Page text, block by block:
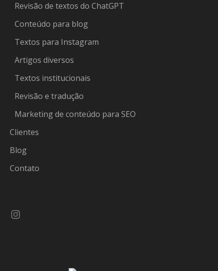
Revisão de textos do ChatGPT
Conteúdo para blog
Textos para Instagram
Artigos diversos
Textos institucionais
Revisão e tradução
Marketing de conteúdo para SEO
Clientes
Blog
Contato
Instagram